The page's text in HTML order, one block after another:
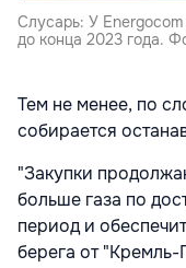
Слусарь: У
до конца 2023 года.
Тем не менее, по
собирается
"Закупки
больше газа по
период и
берега от "Кремль-